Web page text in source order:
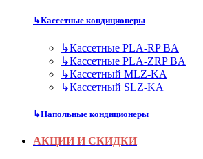
↳Кассетные кондиционеры
↳Кассетные PLA-RP BA
↳Кассетные PLA-ZRP BA
↳Кассетный MLZ-KA
↳Кассетный SLZ-KA
↳Напольные кондиционеры
АКЦИИ И СКИДКИ